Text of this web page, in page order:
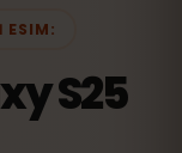
ESIM:
S25